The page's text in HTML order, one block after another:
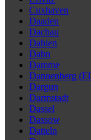
Cuxhaven
Daaden
Dachau
Dahlen
Dahn
Damme
Dannenberg
Dargun
Darmstadt
Dassel
Dassow
Datteln